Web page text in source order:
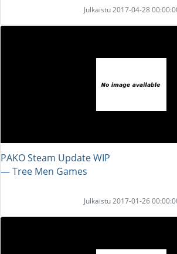
Julkaistu 2017-04-28
PAKO Steam Update WIP
― Tree Men Games
Julkaistu 2017-01-26